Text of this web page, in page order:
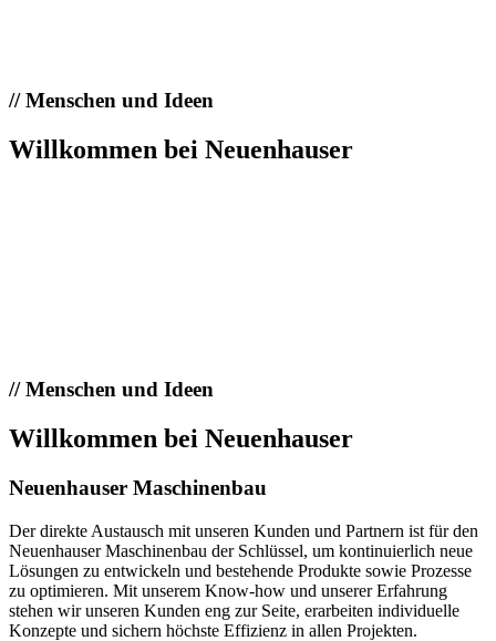
//Menschen und Ideen
Willkommen bei Neuenhauser
//Menschen und Ideen
Willkommen bei Neuenhauser
Neuenhauser Maschinenbau
Der direkte Austausch mit unseren Kunden und Partnern ist für den
Neuenhauser Maschinenbau der Schlüssel, um kontinuierlich neue
Lösungen zu entwickeln und bestehende Produkte sowie Prozesse
zu optimieren. Mit unserem Know-how und unserer Erfahrung
stehen wir unseren Kunden eng zur Seite, erarbeiten individuelle
Konzepte und sichern höchste Effizienz in allen Projekten.